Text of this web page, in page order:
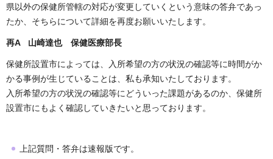
県以外の保健所管轄の対応が変更していくという意味の答弁であっ
たか、そちらについて詳細を再度お願いいたします。
再A 山崎達也 保健医療部長
保健所設置市によっては、入所希望の方の状況の確認等に時間がか
かる事例が生じていることは、私も承知いたしております。
入所希望の方の状況の確認等にどういった課題があるのか、保健所
設置市にもよく確認していきたいと思っております。
上記質問・答弁は速報版です。